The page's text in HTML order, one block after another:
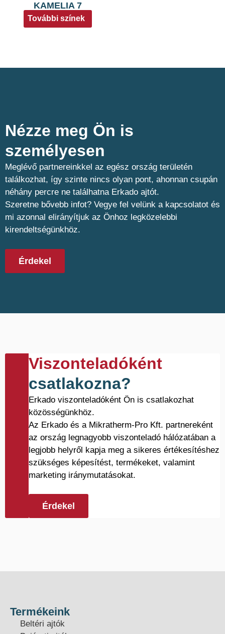
KAMELIA 7
További színek
Nézze meg Ön is
személyesen​
Meglévő partnereinkkel az egész ország területén
találkozhat, így szinte nincs olyan pont, ahonnan csupán
néhány percre ne találhatna Erkado ajtót.
Szeretne bővebb infot? Vegye fel velünk a kapcsolatot és
mi azonnal elirányítjuk az Önhoz legközelebbi
kirendeltségünkhöz.
Érdekel
Viszonteladóként
csatlakozna?
Erkado viszonteladóként Ön is csatlakozhat
közösségünkhöz.
Az Erkado és a Mikratherm-Pro Kft. partnereként
az ország legnagyobb viszonteladó hálózatában a
legjobb helyről kapja meg a sikeres értékesítéshez
szükséges képesítést, termékeket, valamint
marketing iránymutatásokat.
Érdekel
Termékeink
Beltéri ajtók